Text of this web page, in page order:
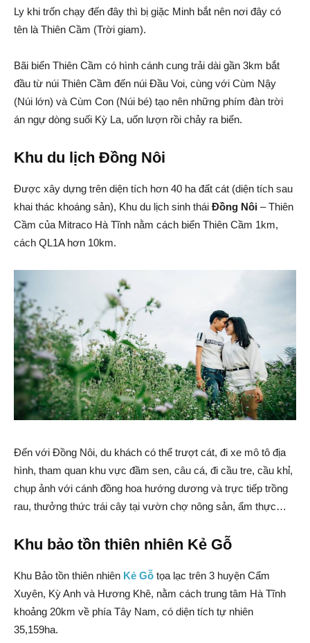
Ly khi trốn chạy đến đây thì bị giặc Minh bắt nên nơi đây có
tên là Thiên Cầm (Trời giam).
Bãi biển Thiên Cầm có hình cánh cung trải dài gần 3km bắt
đầu từ núi Thiên Cầm đến núi Đầu Voi, cùng với Cùm Nậy
(Núi lớn) và Cùm Con (Núi bé) tạo nên những phím đàn trời
án ngự dòng suối Kỳ La, uốn lượn rồi chảy ra biển.
Khu du lịch Đồng Nôi
Được xây dựng trên diện tích hơn 40 ha đất cát (diện tích sau
khai thác khoáng sản), Khu du lịch sinh thái Đồng Nôi – Thiên
Cầm của Mitraco Hà Tĩnh nằm cách biển Thiên Cầm 1km,
cách QL1A hơn 10km.
Đến với Đồng Nôi, du khách có thể trượt cát, đi xe mô tô địa
hình, tham quan khu vực đầm sen, câu cá, đi cầu tre, cầu khỉ,
chụp ảnh với cánh đồng hoa hướng dương và trực tiếp trồng
rau, thưởng thức trái cây tại vườn chợ nông sản, ẩm thực…
Khu bảo tồn thiên nhiên Kẻ Gỗ
Khu Bảo tồn thiên nhiên Kẻ Gỗ tọa lạc trên 3 huyện Cẩm
Xuyên, Kỳ Anh và Hương Khê, nằm cách trung tâm Hà Tĩnh
khoảng 20km về phía Tây Nam, có diện tích tự nhiên
35,159ha.